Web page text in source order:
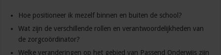
Hoe positioneer ik mezelf binnen en buiten de school?
Wat zijn de verschillende rollen en verantwoordelijkheden van
de zorgcoördinator?
Welke veranderingen op het gebied van Passend Onderwijs zijn